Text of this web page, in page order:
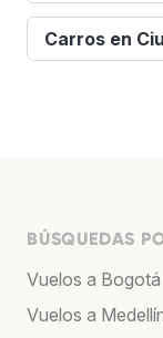
Carros en
BÚSQUEDAS
Vuelos a Bogotá
Vuelos a